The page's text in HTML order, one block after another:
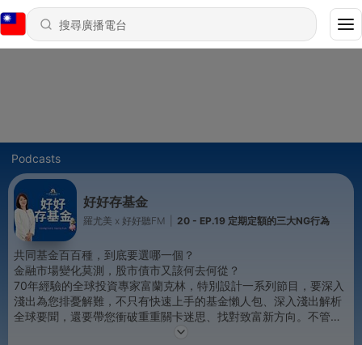
Podcasts
好好存基金
羅尤美 x 好好聽FM 20 - EP.19 定期定額的三大NG行為
共同基金百百種，到底要選哪一個？
金融市場變化莫測，股市債市又該何去何從？
70年經驗的全球投資專家富蘭克林，特別設計一系列節目，要深入
淺出為您排憂解難，不只有快速上手的基金懶人包、深入淺出解析
全球要聞，還要帶您衝破重重關卡迷思、找對致富新方向。不管是
理財小白還是投資老手，或是認為自己「沒有錢、不懂投資、沒時